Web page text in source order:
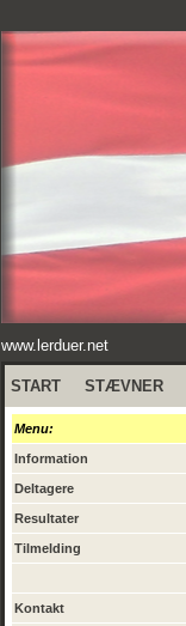
www.lerduer.net
START STÆVNER
Menu:
Information
Deltagere
Resultater
Tilmelding
Kontakt